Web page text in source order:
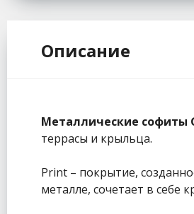
Описание
Металлические софиты
террасы и крыльца.
Print – покрытие,
металле, сочетает в себе